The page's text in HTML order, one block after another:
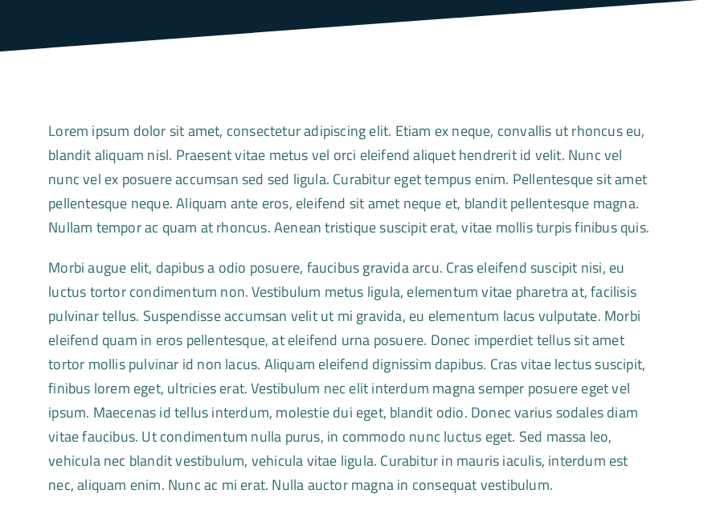
Lorem ipsum dolor sit amet, consectetur adipiscing elit. Etiam ex neque, convallis ut rhoncus eu,
blandit aliquam nisl. Praesent vitae metus vel orci eleifend aliquet hendrerit id velit. Nunc vel
nunc vel ex posuere accumsan sed sed ligula. Curabitur eget tempus enim. Pellentesque sit amet
pellentesque neque. Aliquam ante eros, eleifend sit amet neque et, blandit pellentesque magna.
Nullam tempor ac quam at rhoncus. Aenean tristique suscipit erat, vitae mollis turpis finibus quis.
Morbi augue elit, dapibus a odio posuere, faucibus gravida arcu. Cras eleifend suscipit nisi, eu
luctus tortor condimentum non. Vestibulum metus ligula, elementum vitae pharetra at, facilisis
pulvinar tellus. Suspendisse accumsan velit ut mi gravida, eu elementum lacus vulputate. Morbi
eleifend quam in eros pellentesque, at eleifend urna posuere. Donec imperdiet tellus sit amet
tortor mollis pulvinar id non lacus. Aliquam eleifend dignissim dapibus. Cras vitae lectus suscipit,
finibus lorem eget, ultricies erat. Vestibulum nec elit interdum magna semper posuere eget vel
ipsum. Maecenas id tellus interdum, molestie dui eget, blandit odio. Donec varius sodales diam
vitae faucibus. Ut condimentum nulla purus, in commodo nunc luctus eget. Sed massa leo,
vehicula nec blandit vestibulum, vehicula vitae ligula. Curabitur in mauris iaculis, interdum est
nec, aliquam enim. Nunc ac mi erat. Nulla auctor magna in consequat vestibulum.